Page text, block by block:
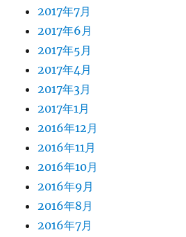
2017年7月
2017年6月
2017年5月
2017年4月
2017年3月
2017年1月
2016年12月
2016年11月
2016年10月
2016年9月
2016年8月
2016年7月